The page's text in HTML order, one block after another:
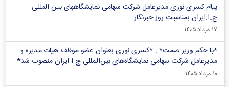
پیام کسری نوری مدیرعامل شرکت سهامی نمایشگاههای بین المللی
ج.ا.ایران بمناسبت روز خبرنگار
۱۷ مرداد ۱۴۰۵
*با حکم وزیر صمت* : *کسری نوری بعنوان عضو موظف هیات مدیره و
مدیرعامل شرکت سهامی نمایشگاه‌های بین‌المللی ج.ا.ایران منصوب شد*
۱۰ مرداد ۱۴۰۵